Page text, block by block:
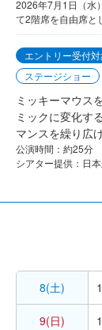
2026年7月1日（水
て2階席を自由席と
エントリー受付対
ステージショー
ミッキーマウス
ミックに変化す
マンスを繰り広
公演時間：約25分
シアター提供：日
8(土)
9(日)